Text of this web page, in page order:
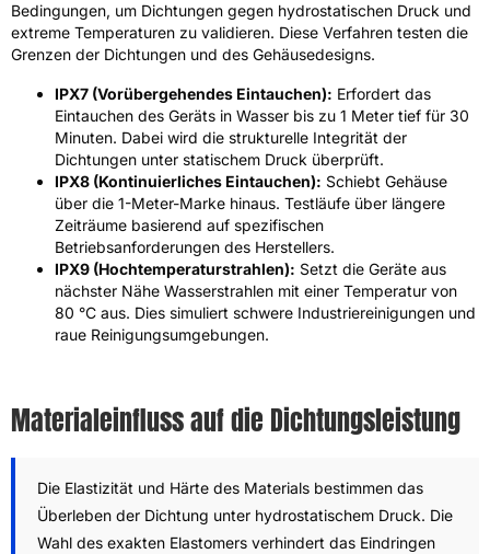
Bedingungen, um Dichtungen gegen hydrostatischen Druck und
extreme Temperaturen zu validieren. Diese Verfahren testen die
Grenzen der Dichtungen und des Gehäusedesigns.
IPX7 (Vorübergehendes Eintauchen): Erfordert das
Eintauchen des Geräts in Wasser bis zu 1 Meter tief für 30
Minuten. Dabei wird die strukturelle Integrität der
Dichtungen unter statischem Druck überprüft.
IPX8 (Kontinuierliches Eintauchen): Schiebt Gehäuse
über die 1-Meter-Marke hinaus. Testläufe über längere
Zeiträume basierend auf spezifischen
Betriebsanforderungen des Herstellers.
IPX9 (Hochtemperaturstrahlen): Setzt die Geräte aus
nächster Nähe Wasserstrahlen mit einer Temperatur von
80 °C aus. Dies simuliert schwere Industriereinigungen und
raue Reinigungsumgebungen.
Materialeinfluss auf die Dichtungsleistung
Die Elastizität und Härte des Materials bestimmen das
Überleben der Dichtung unter hydrostatischem Druck. Die
Wahl des exakten Elastomers verhindert das Eindringen